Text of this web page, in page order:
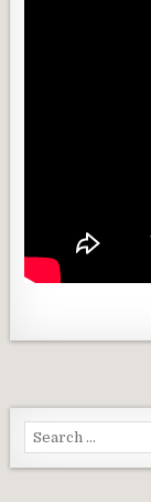
Search for: